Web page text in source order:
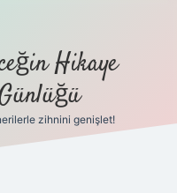
Hikaye
zihnini genişlet!